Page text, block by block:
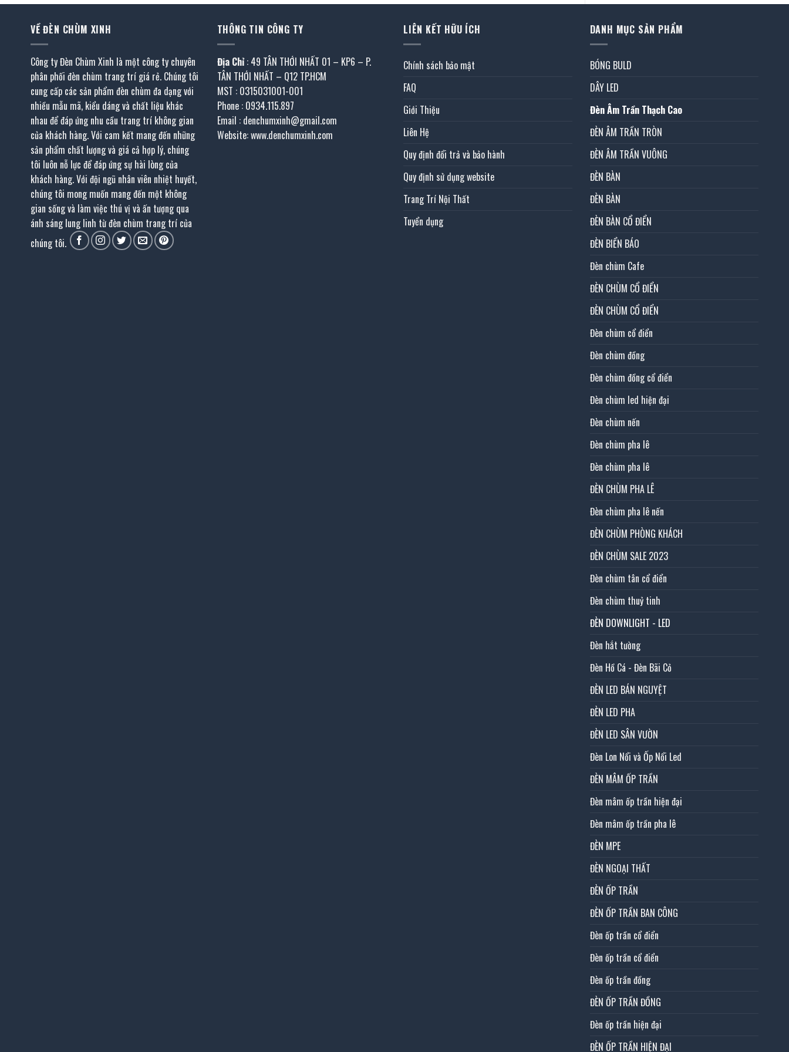
VỀ ĐÈN CHÙM XINH
Công ty Đèn Chùm Xinh là một công ty chuyên
phân phối đèn chùm trang trí giá rẻ. Chúng tôi
cung cấp các sản phẩm đèn chùm đa dạng với
nhiều mẫu mã, kiểu dáng và chất liệu khác
nhau để đáp ứng nhu cầu trang trí không gian
của khách hàng. Với cam kết mang đến những
sản phẩm chất lượng và giá cả hợp lý, chúng
tôi luôn nỗ lực để đáp ứng sự hài lòng của
khách hàng. Với đội ngũ nhân viên nhiệt huyết,
chúng tôi mong muốn mang đến một không
gian sống và làm việc thú vị và ấn tượng qua
ánh sáng lung linh từ đèn chùm trang trí của
chúng tôi.
THÔNG TIN CÔNG TY
Địa Chỉ : 49 TÂN THỚI NHẤT 01 – KP6 – P.
TÂN THỚI NHẤT – Q12 TP.HCM
MST : 0315031001-001
Phone : 0934.115.897
Email : denchumxinh@gmail.com
Website: www.denchumxinh.com
LIÊN KẾT HỮU ÍCH
Chính sách bảo mật
FAQ
Giới Thiệu
Liên Hệ
Quy định đổi trả và bảo hành
Quy định sử dụng website
Trang Trí Nội Thất
Tuyển dụng
DANH MỤC SẢN PHẨM
BÓNG BULD
DÂY LED
Đèn Âm Trần Thạch Cao
ĐÈN ÂM TRẦN TRÒN
ĐÈN ÂM TRẦN VUÔNG
ĐÈN BÀN
ĐÈN BÀN
ĐÈN BÀN CỔ ĐIỂN
ĐÈN BIỂN BÁO
Đèn chùm Cafe
ĐÈN CHÙM CỔ ĐIỂN
ĐÈN CHÙM CỔ ĐIỂN
Đèn chùm cổ điển
Đèn chùm đồng
Đèn chùm đồng cổ điển
Đèn chùm led hiện đại
Đèn chùm nến
Đèn chùm pha lê
Đèn chùm pha lê
ĐÈN CHÙM PHA LÊ
Đèn chùm pha lê nến
ĐÈN CHÙM PHÒNG KHÁCH
ĐÈN CHÙM SALE 2023
Đèn chùm tân cổ điển
Đèn chùm thuỷ tinh
ĐÈN DOWNLIGHT - LED
Đèn hắt tường
Đèn Hồ Cá - Đèn Bãi Cỏ
ĐÈN LED BÁN NGUYỆT
ĐÈN LED PHA
ĐÈN LED SÂN VƯỜN
Đèn Lon Nổi và Ốp Nổi Led
ĐÈN MÂM ỐP TRẦN
Đèn mâm ốp trần hiện đại
Đèn mâm ốp trần pha lê
ĐÈN MPE
ĐÈN NGOẠI THẤT
ĐÈN ỐP TRẦN
ĐÈN ỐP TRẦN BAN CÔNG
Đèn ốp trần cổ điển
Đèn ốp trần cổ điển
Đèn ốp trần đồng
ĐÈN ỐP TRẦN ĐỒNG
Đèn ốp trần hiện đại
ĐÈN ỐP TRẦN HIỆN ĐẠI